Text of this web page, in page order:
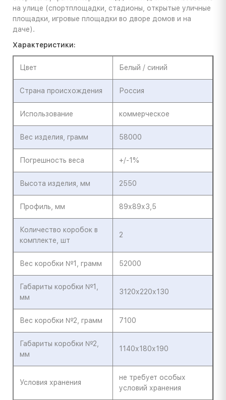
на улице (спортплощадки, стадионы, открытые уличные
площадки, игровые площадки во дворе домов и на
даче).
Характеристики:
Цвет Белый / синий
Страна происхождения Россия
Использование коммерческое
Вес изделия, грамм 58000
Погрешность веса +/-1%
Высота изделия, мм 2550
Профиль, мм 89х89х3,5
Количество коробок в
комплекте, шт
2
Вес коробки №1, грамм 52000
Габариты коробки №1,
мм
3120х220х130
Вес коробки №2, грамм 7100
Габариты коробки №2,
мм
1140х180х190
Условия хранения
не требует особых
условий хранения